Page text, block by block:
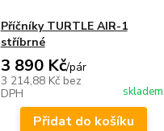
Příčníky TURTLE AIR-1
stříbrné
3 890 Kč/pár
3 214,88 Kč bez
DPH
skladem
Přidat do košíku